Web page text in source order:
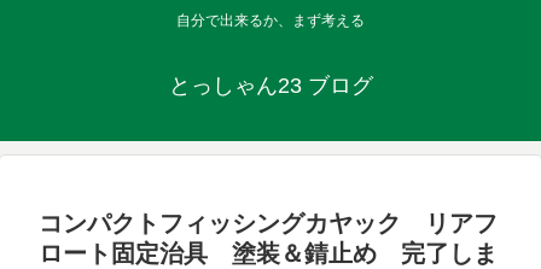
自分で出来るか、まず考える
とっしゃん23 ブログ
コンパクトフィッシングカヤック リアフ
ロート固定治具 塗装＆錆止め 完了しま